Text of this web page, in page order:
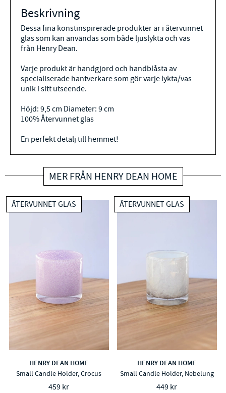
Beskrivning
Dessa fina konstinspirerade produkter är i återvunnet
glas som kan användas som både ljuslykta och vas
från Henry Dean.
Varje produkt är handgjord och handblåsta av
specialiserade hantverkare som gör varje lykta/vas
unik i sitt utseende.
Höjd: 9,5 cm Diameter: 9 cm
100% Återvunnet glas
En perfekt detalj till hemmet!
MER FRÅN HENRY DEAN HOME
ÅTERVUNNET GLAS
HENRY DEAN HOME
Small Candle Holder, Crocus
459 kr
ÅTERVUNNET GLAS
HENRY DEAN HOME
Small Candle Holder, Nebelung
449 kr